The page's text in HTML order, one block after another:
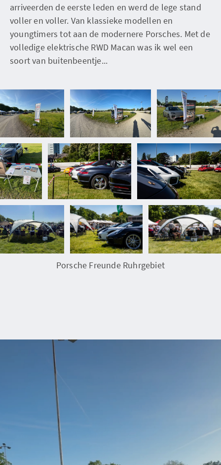
arriveerden de eerste leden en werd de lege stand
voller en voller. Van klassieke modellen en
youngtimers tot aan de modernere Porsches. Met de
volledige elektrische RWD Macan was ik wel een
soort van buitenbeentje...
Porsche Freunde Ruhrgebiet